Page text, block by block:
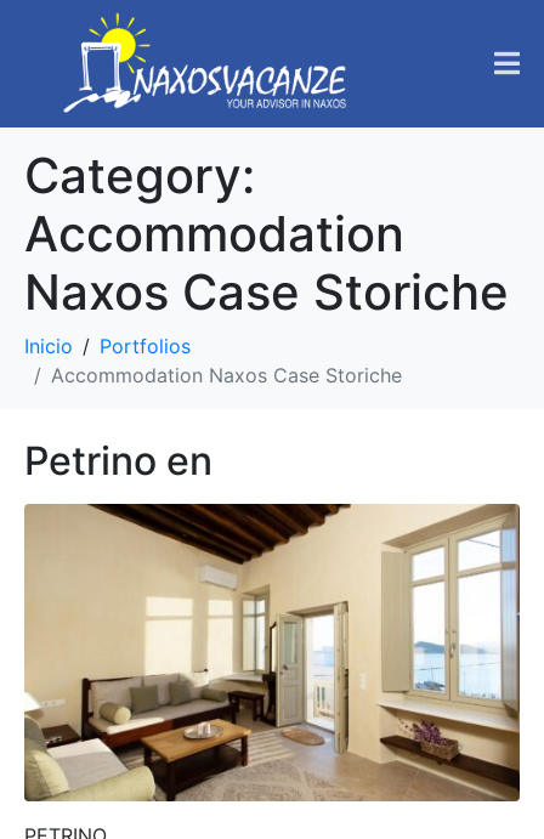
Category:
Accommodation
Naxos Case Storiche
Inicio
Portfolios
Accommodation Naxos Case Storiche
Petrino en